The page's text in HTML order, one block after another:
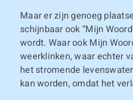
Maar er zijn genoeg
schijnbaar ook “Mijn
wordt. Waar ook Mijn
weerklinken, waar echter
het stromende
kan worden, omdat het